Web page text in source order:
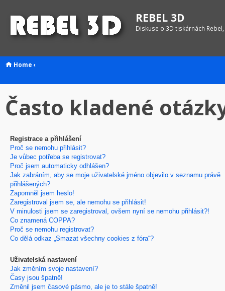
REBEL 3D
Diskuse o 3D tiskárnách
Home ‹
Často kladené
Registrace a přihlášení
Proč se nemohu přihlásit?
Je vůbec potřeba se registrovat?
Proč jsem automaticky odhlášen?
Jak zabráním, aby se moje uživatelské jméno objevilo v seznamu právě
přihlášených?
Zapomněl jsem heslo!
Zaregistroval jsem se, ale nemohu se přihlásit!
V minulosti jsem se zaregistroval, ovšem nyní se nemohu přihlásit?!
Co znamená COPPA?
Proč se nemohu registrovat?
Co dělá odkaz „Smazat všechny cookies z fóra“?
Uživatelská nastavení
Jak změním svoje nastavení?
Časy jsou špatně!
Změnil jsem časové pásmo, ale je to stále špatně!